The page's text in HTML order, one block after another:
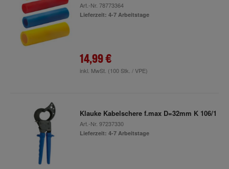
Art.-Nr. 78773364
Lieferzeit: 4-7 Arbeitstage
14,99 €
inkl. MwSt. (100 Stk. / VPE)
Klauke Kabelschere f.max D=32mm K 106/1
Art.-Nr. 97237330
Lieferzeit: 4-7 Arbeitstage